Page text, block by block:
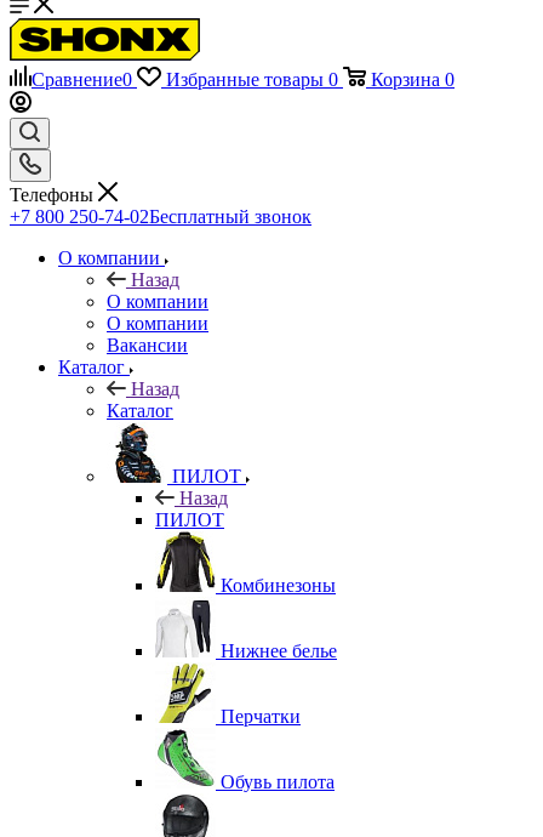
Сравнение0 Избранные товары 0 Корзина 0
Телефоны
+7 800 250-74-02Бесплатный звонок
О компании
Назад
О компании
О компании
Вакансии
Каталог
Назад
Каталог
ПИЛОТ
Назад
ПИЛОТ
Комбинезоны
Нижнее белье
Перчатки
Обувь пилота